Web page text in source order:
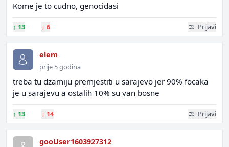
Kome je to cudno, genocidasi
↑ 13 ↓ 6 Prijavi
elem
prije 5 godina
treba tu dzamiju premjestiti u sarajevo jer 90% focaka
je u sarajevu a ostalih 10% su van bosne
↑ 13 ↓ 14 Prijavi
gooUser1603927312